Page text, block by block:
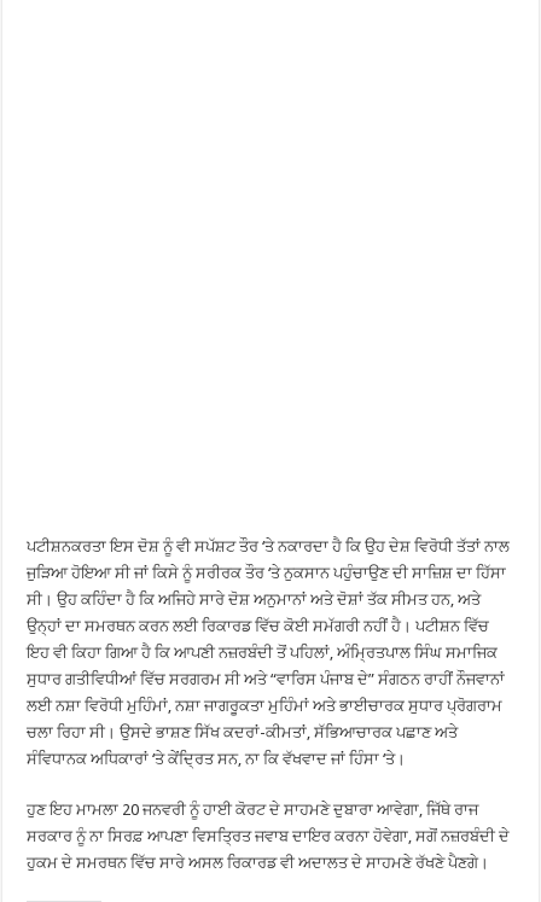
ਪਟੀਸ਼ਨਕਰਤਾ ਇਸ ਦੋਸ਼ ਨੂੰ ਵੀ ਸਪੱਸ਼ਟ ਤੌਰ ‘ਤੇ ਨਕਾਰਦਾ ਹੈ ਕਿ ਉਹ ਦੇਸ਼ ਵਿਰੋਧੀ ਤੱਤਾਂ ਨਾਲ
ਜੁੜਿਆ ਹੋਇਆ ਸੀ ਜਾਂ ਕਿਸੇ ਨੂੰ ਸਰੀਰਕ ਤੌਰ ‘ਤੇ ਨੁਕਸਾਨ ਪਹੁੰਚਾਉਣ ਦੀ ਸਾਜ਼ਿਸ਼ ਦਾ ਹਿੱਸਾ
ਸੀ। ਉਹ ਕਹਿੰਦਾ ਹੈ ਕਿ ਅਜਿਹੇ ਸਾਰੇ ਦੋਸ਼ ਅਨੁਮਾਨਾਂ ਅਤੇ ਦੋਸ਼ਾਂ ਤੱਕ ਸੀਮਤ ਹਨ, ਅਤੇ
ਉਨ੍ਹਾਂ ਦਾ ਸਮਰਥਨ ਕਰਨ ਲਈ ਰਿਕਾਰਡ ਵਿੱਚ ਕੋਈ ਸਮੱਗਰੀ ਨਹੀਂ ਹੈ। ਪਟੀਸ਼ਨ ਵਿੱਚ
ਇਹ ਵੀ ਕਿਹਾ ਗਿਆ ਹੈ ਕਿ ਆਪਣੀ ਨਜ਼ਰਬੰਦੀ ਤੋਂ ਪਹਿਲਾਂ, ਅੰਮ੍ਰਿਤਪਾਲ ਸਿੰਘ ਸਮਾਜਿਕ
ਸੁਧਾਰ ਗਤੀਵਿਧੀਆਂ ਵਿੱਚ ਸਰਗਰਮ ਸੀ ਅਤੇ “ਵਾਰਿਸ ਪੰਜਾਬ ਦੇ” ਸੰਗਠਨ ਰਾਹੀਂ ਨੌਜਵਾਨਾਂ
ਲਈ ਨਸ਼ਾ ਵਿਰੋਧੀ ਮੁਹਿੰਮਾਂ, ਨਸ਼ਾ ਜਾਗਰੂਕਤਾ ਮੁਹਿੰਮਾਂ ਅਤੇ ਭਾਈਚਾਰਕ ਸੁਧਾਰ ਪ੍ਰੋਗਰਾਮ
ਚਲਾ ਰਿਹਾ ਸੀ। ਉਸਦੇ ਭਾਸ਼ਣ ਸਿੱਖ ਕਦਰਾਂ-ਕੀਮਤਾਂ, ਸੱਭਿਆਚਾਰਕ ਪਛਾਣ ਅਤੇ
ਸੰਵਿਧਾਨਕ ਅਧਿਕਾਰਾਂ ‘ਤੇ ਕੇਂਦ੍ਰਿਤ ਸਨ, ਨਾ ਕਿ ਵੱਖਵਾਦ ਜਾਂ ਹਿੰਸਾ ‘ਤੇ।
ਹੁਣ ਇਹ ਮਾਮਲਾ 20 ਜਨਵਰੀ ਨੂੰ ਹਾਈ ਕੋਰਟ ਦੇ ਸਾਹਮਣੇ ਦੁਬਾਰਾ ਆਵੇਗਾ, ਜਿੱਥੇ ਰਾਜ
ਸਰਕਾਰ ਨੂੰ ਨਾ ਸਿਰਫ਼ ਆਪਣਾ ਵਿਸਤ੍ਰਿਤ ਜਵਾਬ ਦਾਇਰ ਕਰਨਾ ਹੋਵੇਗਾ, ਸਗੋਂ ਨਜ਼ਰਬੰਦੀ ਦੇ
ਹੁਕਮ ਦੇ ਸਮਰਥਨ ਵਿੱਚ ਸਾਰੇ ਅਸਲ ਰਿਕਾਰਡ ਵੀ ਅਦਾਲਤ ਦੇ ਸਾਹਮਣੇ ਰੱਖਣੇ ਪੈਣਗੇ।